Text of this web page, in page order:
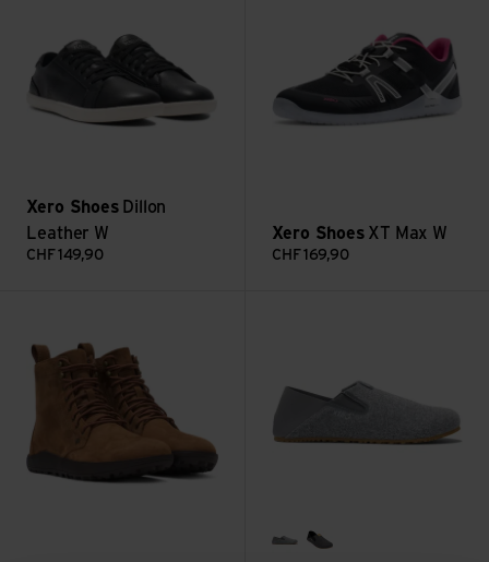
Xero Shoes Dillon
Leather W
CHF149,90
Xero Shoes XT Max W
CHF169,90
light gray
black